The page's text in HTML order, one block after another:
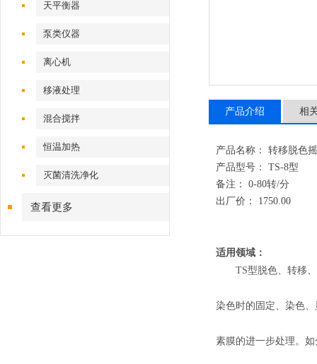
天平衡器
泵类仪器
离心机
移液处理
混合搅拌
恒温加热
灭菌清洗净化
查看更多
产品介绍 相
产品名称： 转移脱色
产品型号： TS-8型
备注： 0-80转/分
出厂价： 1750.00
适用领域：
TS型脱色、转移
染色时的固定、染色
素膜的进一步处理。